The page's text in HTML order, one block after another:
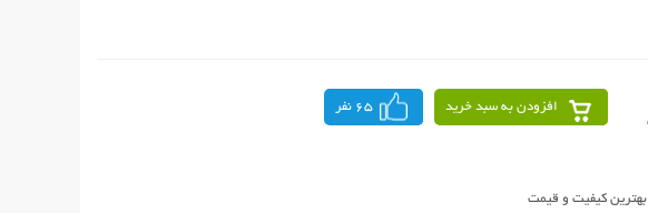
افزودن به سبد خرید 65 نفر
بهترین کیفیت و قیمت